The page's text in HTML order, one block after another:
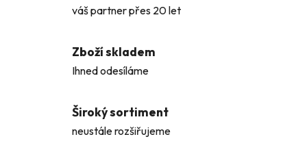
váš partner přes 20 let
Zboží skladem
Ihned odesíláme
Široký sortiment
neustále rozšiřujeme